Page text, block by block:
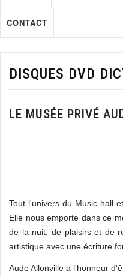
CONTACT
DISQUES DVD
LE MUSÉE PRIVÉ
Tout l'univers du Music hall
Elle nous emporte dans ce
de la nuit, de plaisirs et de
artistique avec une écriture
Aude Allonville a l'honneur